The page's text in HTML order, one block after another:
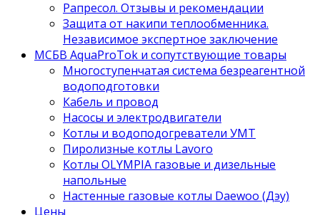
Рапресол. Отзывы и рекомендации
Защита от накипи теплообменника.
Независимое экспертное заключение
МСБВ AquaProTok и сопутствующие товары
Многоступенчатая система безреагентной
водоподготовки
Кабель и провод
Насосы и электродвигатели
Котлы и водоподогреватели УМТ
Пиролизные котлы Lavoro
Котлы OLYMPIA газовые и дизельные
напольные
Настенные газовые котлы Daewoo (Дэу)
Цены